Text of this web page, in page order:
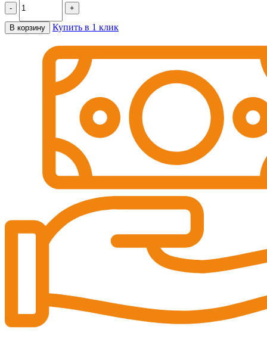
- +
В корзину Купить в 1 клик